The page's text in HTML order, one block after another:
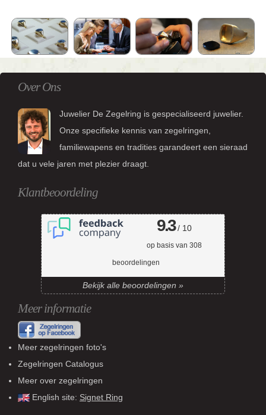
Over Ons
Juwelier De Zegelring is gespecialiseerd juwelier.
Onze specifieke kennis van zegelringen,
familiewapens en tradities garandeert een sieraad
dat u vele jaren met plezier draagt.
Klantbeoordeling
9.3/ 10
op basis van 308
beoordelingen
Bekijk alle beoordelingen »
Meer informatie
Meer zegelringen foto's
Zegelringen Catalogus
Meer over zegelringen
English site: Signet Ring